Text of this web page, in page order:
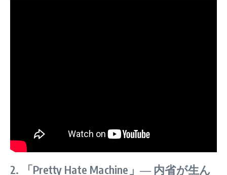
2. 「Pretty Hate Machine」― 内省が生ん